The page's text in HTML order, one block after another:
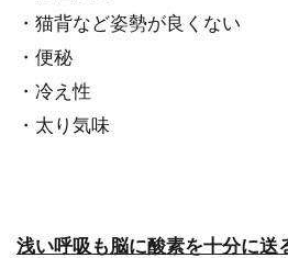
・猫背など姿勢が良くない
・便秘
・冷え性
・太り気味
浅い呼吸も脳に酸素を十分に送